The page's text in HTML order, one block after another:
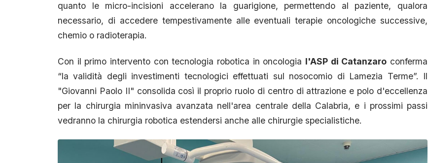
quanto le micro-incisioni accelerano la guarigione, permettendo al paziente, qualora
necessario, di accedere tempestivamente alle eventuali terapie oncologiche successive,
chemio o radioterapia.
Con il primo intervento con tecnologia robotica in oncologia l'ASP di Catanzaro conferma
“la validità degli investimenti tecnologici effettuati sul nosocomio di Lamezia Terme”. Il
"Giovanni Paolo II" consolida così il proprio ruolo di centro di attrazione e polo d'eccellenza
per la chirurgia mininvasiva avanzata nell'area centrale della Calabria, e i prossimi passi
vedranno la chirurgia robotica estendersi anche alle chirurgie specialistiche.